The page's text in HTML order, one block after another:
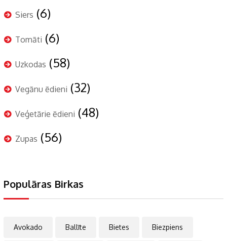
Siers (6)
Tomāti (6)
Uzkodas (58)
Vegānu ēdieni (32)
Veģetārie ēdieni (48)
Zupas (56)
Populāras Birkas
Avokado Ballīte Bietes Biezpiens